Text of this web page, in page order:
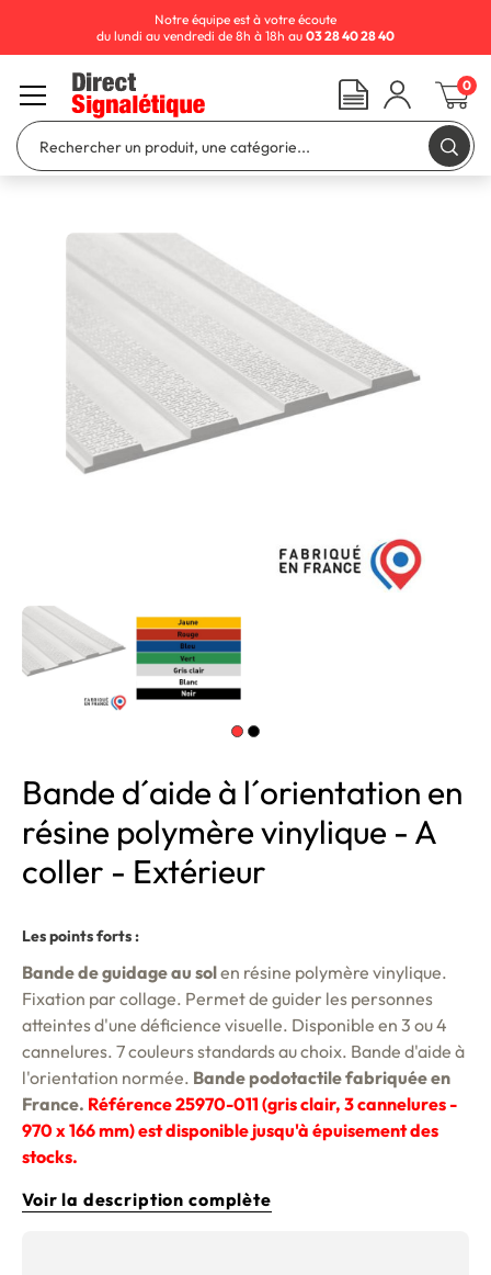
Bande d´aide à l´orientation en
résine polymère vinylique - A
coller - Extérieur
Les points forts :
Bande de guidage au solen résine polymère vinylique.
Fixation par collage. Permet de guider les personnes
atteintes d'une déficience visuelle. Disponible en 3 ou 4
cannelures. 7 couleurs standards au choix. Bande d'aide à
l'orientation normée. Bande podotactile fabriquée en
France. Référence 25970-011 (gris clair, 3 cannelures -
970 x 166 mm) est disponible jusqu'à épuisement des
stocks.
Voir la description complète
Notre équipe est à votre écoute
du lundi au vendredi de 8h à 18h au 03 28 40 28 40
0